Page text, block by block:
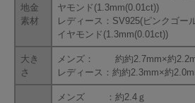
地金
素材
ヤモンド(1.3mm(0.01ct))
レディース：SV925(ピンクゴー
イヤモンド(1.3mm(0.01ct))
大き
さ
メンズ： 約約2.7mm×約
レディース：約約2.3mm×約
メンズ ：約2.4ｇ